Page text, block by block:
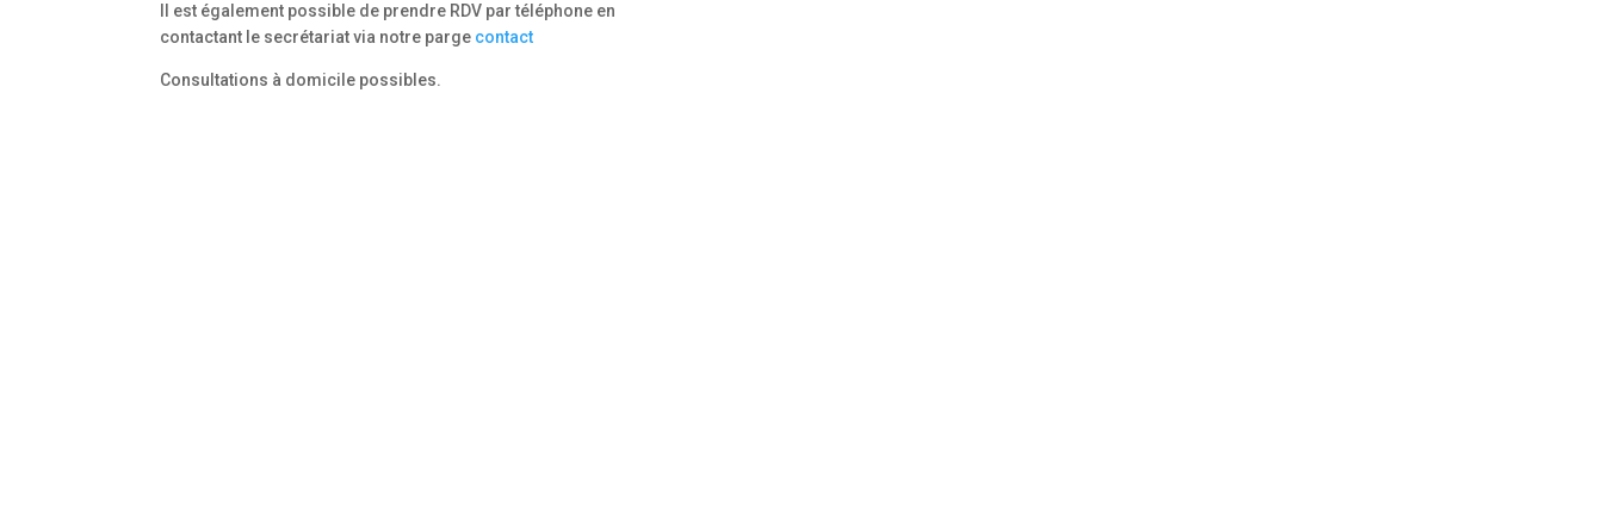
Il est également possible de prendre RDV par téléphone en
contactant le secrétariat via notre parge contact
Consultations à domicile possibles.